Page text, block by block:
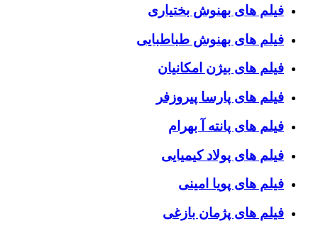
فیلم های بهنوش بختیاری
فیلم های بهنوش طباطبایی
فیلم های بیژن امکانیان
فیلم های پارسا پیروزفر
فیلم های پانته آ بهرام
فیلم های پولاد کیمیایی
فیلم های پویا امینی
فیلم های پژمان بازغی